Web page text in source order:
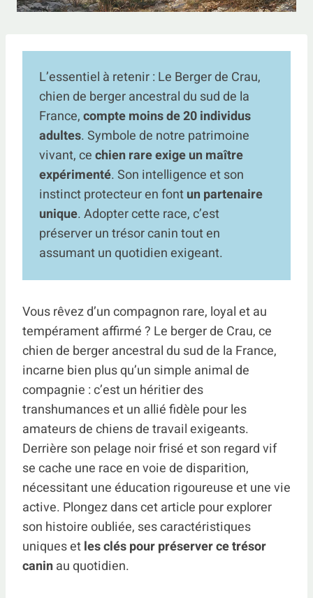
L’essentiel à retenir : Le Berger de Crau,
chien de berger ancestral du sud de la
France,compte moins de 20 individus
adultes. Symbole de notre patrimoine
vivant, cechien rare exige un maître
expérimenté. Son intelligence et son
instinct protecteur en fontun partenaire
unique. Adopter cette race, c’est
préserver un trésor canin tout en
assumant un quotidien exigeant.
Vous rêvez d’un compagnon rare, loyal et au
tempérament affirmé ? Le berger de Crau, ce
chien de berger ancestral du sud de la France,
incarne bien plus qu’un simple animal de
compagnie : c’est un héritier des
transhumances et un allié fidèle pour les
amateurs de chiens de travail exigeants.
Derrière son pelage noir frisé et son regard vif
se cache une race en voie de disparition,
nécessitant une éducation rigoureuse et une vie
active. Plongez dans cet article pour explorer
son histoire oubliée, ses caractéristiques
uniques etles clés pour préserver ce trésor
caninau quotidien.